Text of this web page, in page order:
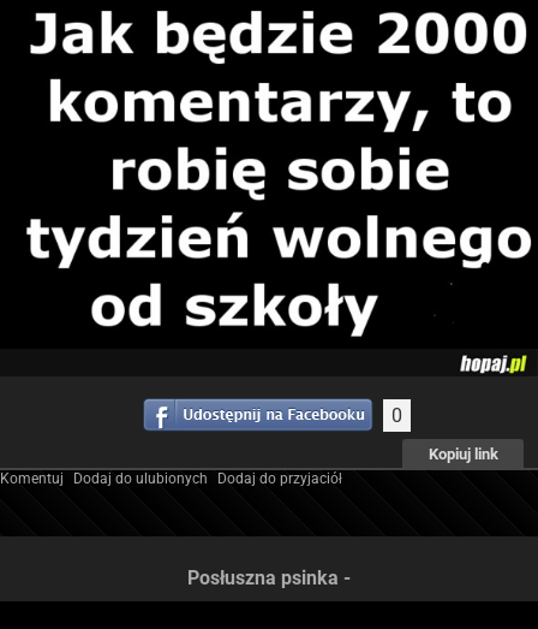
0
Kopiuj link
Komentuj Dodaj do ulubionych Dodaj do przyjaciół
Posłuszna psinka -